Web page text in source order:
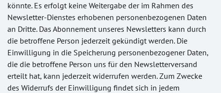
könnte. Es erfolgt keine Weitergabe der im Rahmen des
Newsletter-Dienstes erhobenen personenbezogenen Daten
an Dritte. Das Abonnement unseres Newsletters kann durch
die betroffene Person jederzeit gekündigt werden. Die
Einwilligung in die Speicherung personenbezogener Daten,
die die betroffene Person uns für den Newsletterversand
erteilt hat, kann jederzeit widerrufen werden. Zum Zwecke
des Widerrufs der Einwilligung findet sich in jedem